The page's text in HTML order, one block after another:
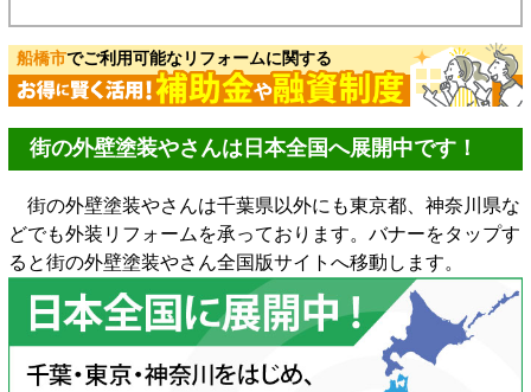
船橋市でご利用可能なリフォームに関する
街の外壁塗装やさんは日本全国へ展開中です！
街の外壁塗装やさんは千葉県以外にも東京都、神奈川県な
どでも外装リフォームを承っております。バナーをタップす
ると街の外壁塗装やさん全国版サイトへ移動します。